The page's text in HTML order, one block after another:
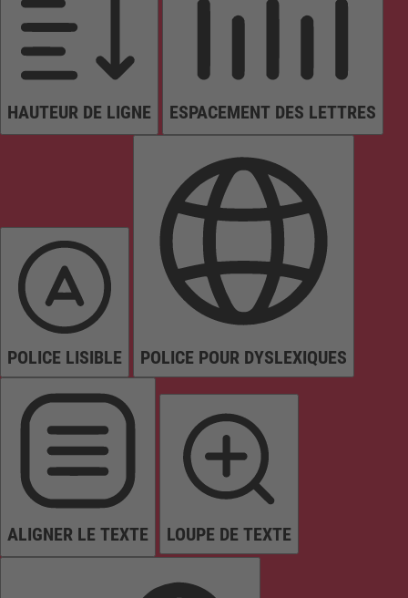
HAUTEUR DE LIGNE ESPACEMENT DES LETTRES
POLICE LISIBLE POLICE POUR DYSLEXIQUES
ALIGNER LE TEXTE LOUPE DE TEXTE